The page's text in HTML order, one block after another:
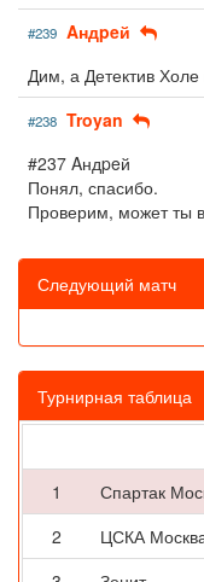
#239 Aндpeй
Дим, а Детектив
#238 Troyan
#237 Aндpeй
Понял, спасибо.
Проверим, может ты
Следующий матч
Турнирная таблица
1
Спартак
2
ЦСКА